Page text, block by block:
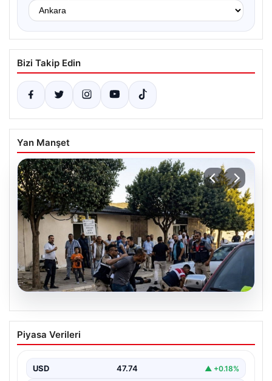
Bizi Takip Edin
Yan Manşet
08.08.2026
Viranşehir’de Sağlık Kontrolü Sırasında
Saldırı ve Ölüm Olayı
olayda, cinsel istismar iddialarıyla gözaltına alınan ve
sağlık kontrolü…
Piyasa Verileri
USD 47.74 ▲ +0.18%